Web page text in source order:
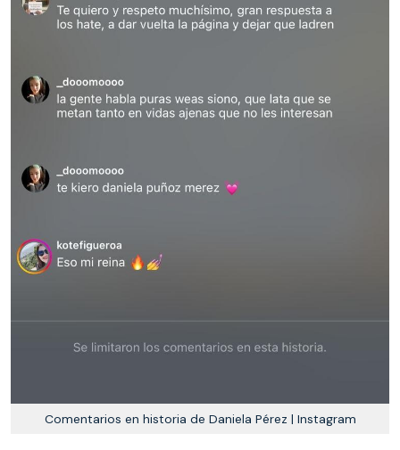
Comentarios en historia de Daniela Pérez | Instagram